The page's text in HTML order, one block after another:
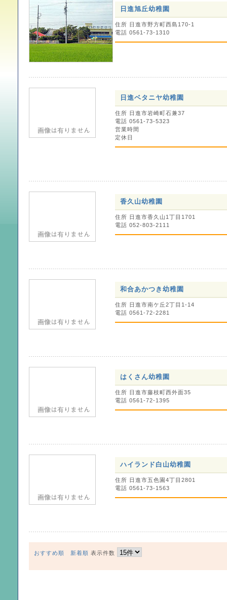
日進旭丘幼稚園
住所 日進市野方町西島170-1
電話 0561-73-1310
日進ベタニヤ幼稚園
住所 日進市岩崎町石兼37
電話 0561-73-5323
営業時間
定休日
香久山幼稚園
住所 日進市香久山1丁目1701
電話 052-803-2111
和合あかつき幼稚園
住所 日進市南ケ丘2丁目1-14
電話 0561-72-2281
はくさん幼稚園
住所 日進市藤枝町西外面35
電話 0561-72-1395
ハイランド白山幼稚園
住所 日進市五色園4丁目2801
電話 0561-73-1563
おすすめ順 新着順 表示件数